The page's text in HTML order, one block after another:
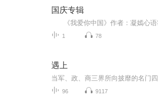
国庆专辑
1 78
遇上
96 9117